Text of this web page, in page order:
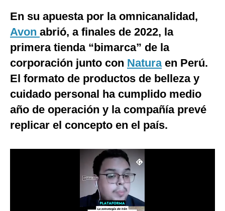
Estilos
EEUU
México
Internacional
En su apuesta por la omnicanalidad,
Avon abrió, a finales de 2022, la
primera tienda “bimarca” de la
corporación junto con Naturaen Perú.
El formato de productos de belleza y
cuidado personal ha cumplido medio
año de operación y la compañía prevé
replicar el concepto en el país.